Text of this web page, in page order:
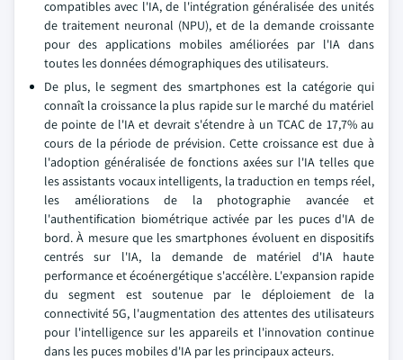
compatibles avec l'IA, de l'intégration généralisée des unités
de traitement neuronal (NPU), et de la demande croissante
pour des applications mobiles améliorées par l'IA dans
toutes les données démographiques des utilisateurs.
De plus, le segment des smartphones est la catégorie qui
connaît la croissance la plus rapide sur le marché du matériel
de pointe de l'IA et devrait s'étendre à un TCAC de 17,7% au
cours de la période de prévision. Cette croissance est due à
l'adoption généralisée de fonctions axées sur l'IA telles que
les assistants vocaux intelligents, la traduction en temps réel,
les améliorations de la photographie avancée et
l'authentification biométrique activée par les puces d'IA de
bord. À mesure que les smartphones évoluent en dispositifs
centrés sur l'IA, la demande de matériel d'IA haute
performance et écoénergétique s'accélère. L'expansion rapide
du segment est soutenue par le déploiement de la
connectivité 5G, l'augmentation des attentes des utilisateurs
pour l'intelligence sur les appareils et l'innovation continue
dans les puces mobiles d'IA par les principaux acteurs.